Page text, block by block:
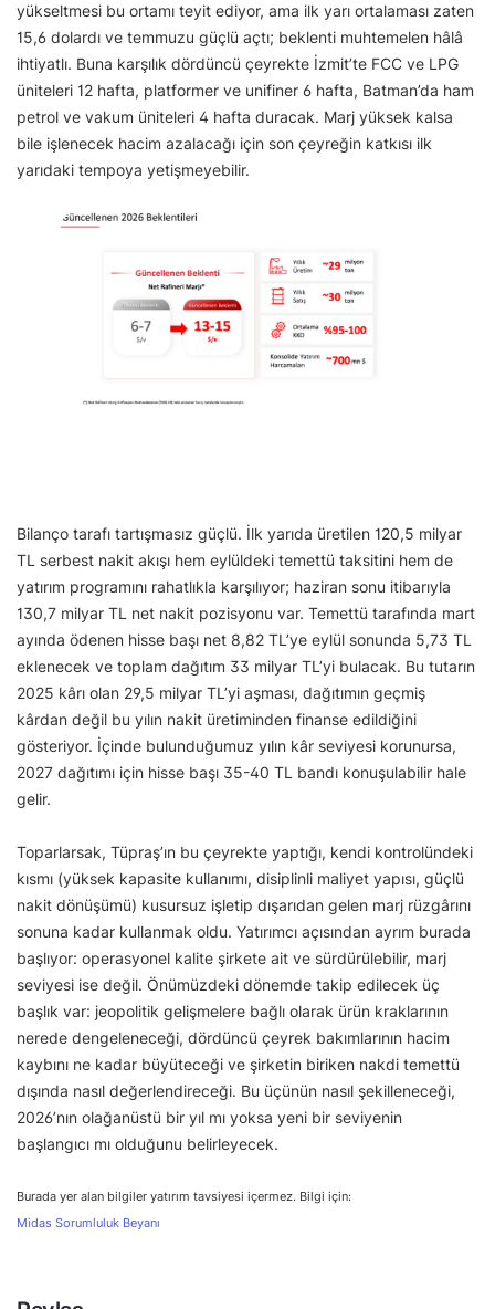
yükseltmesi bu ortamı teyit ediyor, ama ilk yarı ortalaması zaten
15,6 dolardı ve temmuzu güçlü açtı; beklenti muhtemelen hâlâ
ihtiyatlı. Buna karşılık dördüncü çeyrekte İzmit’te FCC ve LPG
üniteleri 12 hafta, platformer ve unifiner 6 hafta, Batman’da ham
petrol ve vakum üniteleri 4 hafta duracak. Marj yüksek kalsa
bile işlenecek hacim azalacağı için son çeyreğin katkısı ilk
yarıdaki tempoya yetişmeyebilir.
Bilanço tarafı tartışmasız güçlü. İlk yarıda üretilen 120,5 milyar
TL serbest nakit akışı hem eylüldeki temettü taksitini hem de
yatırım programını rahatlıkla karşılıyor; haziran sonu itibarıyla
130,7 milyar TL net nakit pozisyonu var. Temettü tarafında mart
ayında ödenen hisse başı net 8,82 TL’ye eylül sonunda 5,73 TL
eklenecek ve toplam dağıtım 33 milyar TL’yi bulacak. Bu tutarın
2025 kârı olan 29,5 milyar TL’yi aşması, dağıtımın geçmiş
kârdan değil bu yılın nakit üretiminden finanse edildiğini
gösteriyor. İçinde bulunduğumuz yılın kâr seviyesi korunursa,
2027 dağıtımı için hisse başı 35-40 TL bandı konuşulabilir hale
gelir.
Toparlarsak, Tüpraş’ın bu çeyrekte yaptığı, kendi kontrolündeki
kısmı (yüksek kapasite kullanımı, disiplinli maliyet yapısı, güçlü
nakit dönüşümü) kusursuz işletip dışarıdan gelen marj rüzgârını
sonuna kadar kullanmak oldu. Yatırımcı açısından ayrım burada
başlıyor: operasyonel kalite şirkete ait ve sürdürülebilir, marj
seviyesi ise değil. Önümüzdeki dönemde takip edilecek üç
başlık var: jeopolitik gelişmelere bağlı olarak ürün kraklarının
nerede dengeleneceği, dördüncü çeyrek bakımlarının hacim
kaybını ne kadar büyüteceği ve şirketin biriken nakdi temettü
dışında nasıl değerlendireceği. Bu üçünün nasıl şekilleneceği,
2026’nın olağanüstü bir yıl mı yoksa yeni bir seviyenin
başlangıcı mı olduğunu belirleyecek.
Burada yer alan bilgiler yatırım tavsiyesi içermez. Bilgi için:
Midas Sorumluluk Beyanı